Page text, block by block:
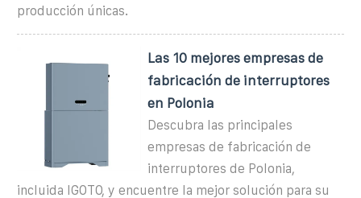
producción únicas.
Las 10 mejores empresas de
fabricación de interruptores
en Polonia
Descubra las principales
empresas de fabricación de
interruptores de Polonia,
incluida IGOTO, y encuentre la mejor solución para su